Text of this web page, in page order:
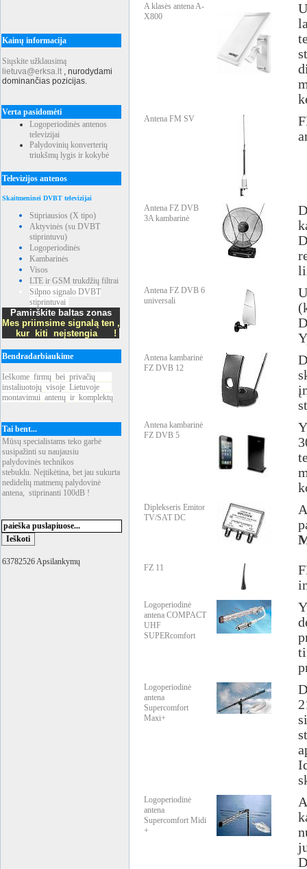
Kainų informacija
Siųskite užklausimą
lietuva@erksa.lt , nurodydami
dominančias pozicijas.
Verta pasidomėti
Logoperiodinės antenos
televizijai
Palydovinių konverterių
triukšmų lygis ir kokybė
Televizijos antenos
Skaitmeninei DVBT televizijai
Stipriausios (X tipo)
Aktyvinės (su DVBT
stiprintuvu)
Logoperiodinės
Kambarinės
Visos
LTE ir GSM trukdžių filtrai
Silpno signalo DVBT
stiprintuvai
Pamirškite baltas zonas
Mes priimsime signalą ten ,
kur kiti neįstengia !
Bendradarbiaukime
Ieškome firmų bei privačių
instaliuotojų visoje Lietuvoje
montavimui antenų ir komplektų
Tai bent...
Mūsų specialistams teko garbė
susipažinti su naujausiu
palydovinės technikos
stebuklu. Neįtikėtina, bet jau sukurta
nedidelių matmenų palydovinė
antena, stiprinanti 100dB !
63782526 Apsilankymų
A klasės antena A-
X800
Antena FM SV
Antena FZ DVB
3A kambarinė
Antena FZ DVB 6
universali
Antena kambarinė
FZ DVB 12
Antena kambarinė
FZ DVB 5
Diplekseris Emitor
TV/SAT DC
FZ 11
Logoperiodinė
antena COMPACT
UHF
SUPERcomfort
Logoperiodinė
antena
Supercomfort
Maxi+
Logoperiodinė
antena
Supercomfort Midi
+